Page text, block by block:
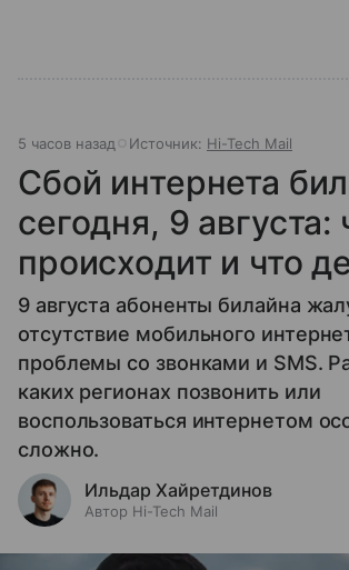
5 часов назад Источник: Hi-Tech Mail
Сбой интернета
сегодня, 9 августа:
происходит и что
9 августа абоненты билайна
отсутствие мобильного
проблемы со звонками и SMS.
каких регионах позвонить или
воспользоваться интернетом
сложно.
Ильдар Хайретдинов
Автор Hi-Tech Mail